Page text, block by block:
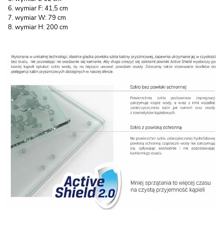
wymiar F: 41,5 cm
wymiar W: 79 cm
wymiar H: 200 cm